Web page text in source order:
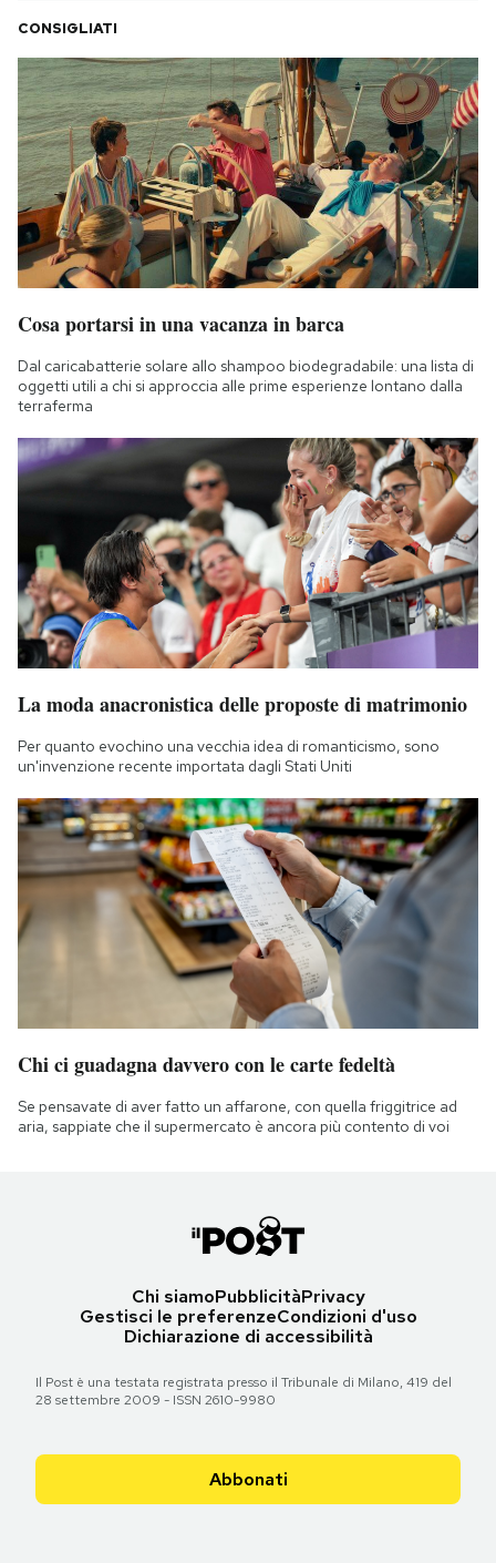
CONSIGLIATI
Cosa portarsi in una vacanza in barca
Dal caricabatterie solare allo shampoo biodegradabile: una lista di
oggetti utili a chi si approccia alle prime esperienze lontano dalla
terraferma
La moda anacronistica delle proposte di matrimonio
Per quanto evochino una vecchia idea di romanticismo, sono
un'invenzione recente importata dagli Stati Uniti
Chi ci guadagna davvero con le carte fedeltà
Se pensavate di aver fatto un affarone, con quella friggitrice ad
aria, sappiate che il supermercato è ancora più contento di voi
Chi siamoPubblicitàPrivacy
Gestisci le preferenzeCondizioni d'uso
Dichiarazione di accessibilità
Il Post è una testata registrata presso il Tribunale di Milano, 419 del
28 settembre 2009 - ISSN 2610-9980
Abbonati